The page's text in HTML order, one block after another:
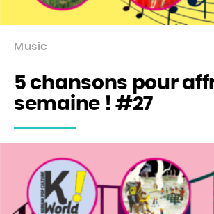
Music
5 chansons pour
semaine ! #27